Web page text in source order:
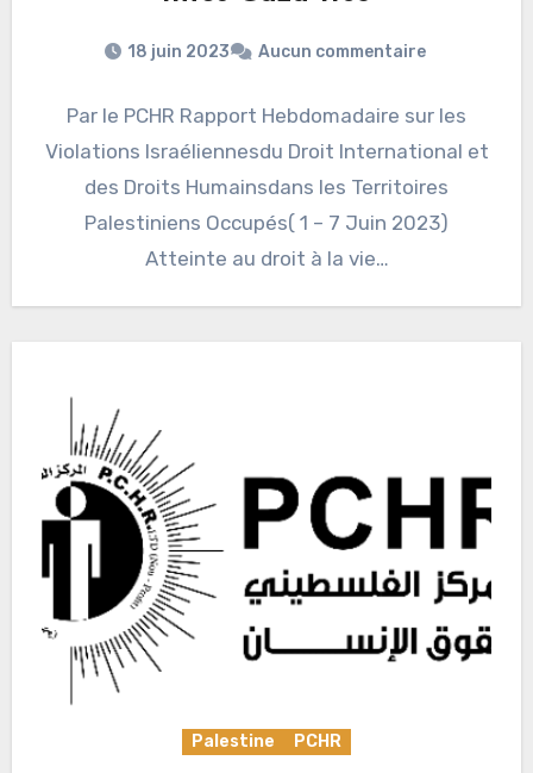
18 juin 2023 Aucun commentaire
Par le PCHR Rapport Hebdomadaire sur les
Violations Israéliennesdu Droit International et
des Droits Humainsdans les Territoires
Palestiniens Occupés( 1 – 7 Juin 2023)
Atteinte au droit à la vie…
Palestine PCHR